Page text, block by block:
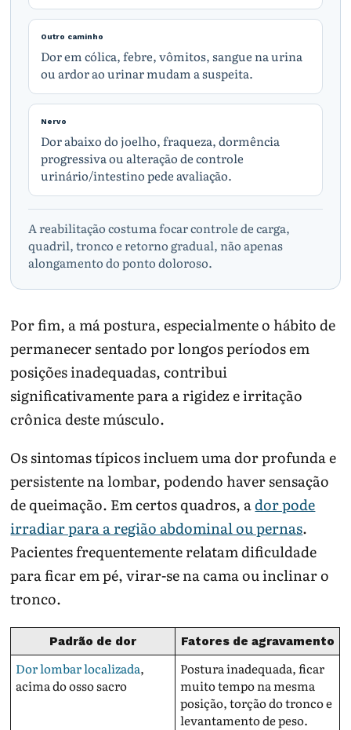
Outro caminho
Dor em cólica, febre, vômitos, sangue na urina
ou ardor ao urinar mudam a suspeita.
Nervo
Dor abaixo do joelho, fraqueza, dormência
progressiva ou alteração de controle
urinário/intestino pede avaliação.
A reabilitação costuma focar controle de carga,
quadril, tronco e retorno gradual, não apenas
alongamento do ponto doloroso.
Por fim, a má postura, especialmente o hábito de
permanecer sentado por longos períodos em
posições inadequadas, contribui
significativamente para a rigidez e irritação
crônica deste músculo.
Os sintomas típicos incluem uma dor profunda e
persistente na lombar, podendo haver sensação
de queimação. Em certos quadros, ador pode
irradiar para a região abdominal ou pernas.
Pacientes frequentemente relatam dificuldade
para ficar em pé, virar-se na cama ou inclinar o
tronco.
Padrão de dor Fatores de agravamento
Dor lombar localizada,
acima do osso sacro
Postura inadequada, ficar
muito tempo na mesma
posição, torção do tronco e
levantamento de peso.